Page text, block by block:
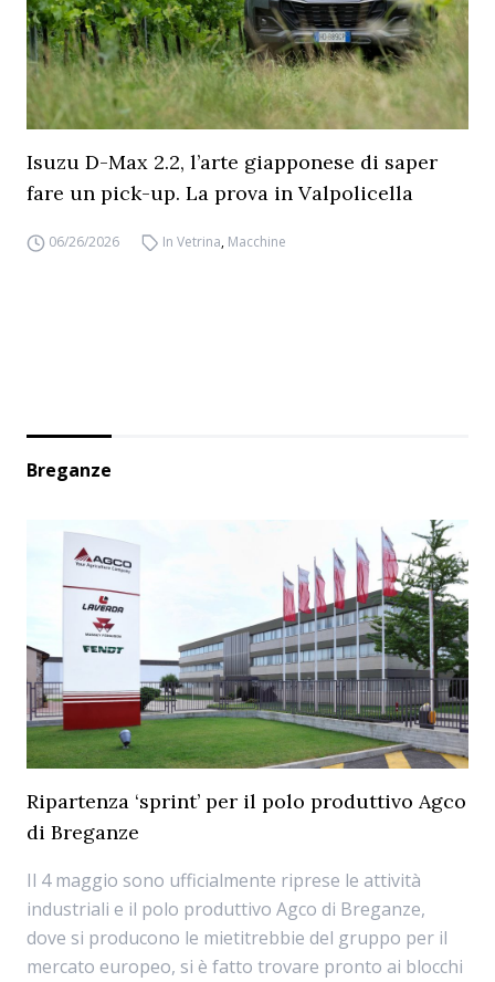
Isuzu D-Max 2.2, l’arte giapponese di saper
fare un pick-up. La prova in Valpolicella
06/26/2026 In Vetrina, Macchine
Breganze
Ripartenza ‘sprint’ per il polo produttivo Agco
di Breganze
Il 4 maggio sono ufficialmente riprese le attività
industriali e il polo produttivo Agco di Breganze,
dove si producono le mietitrebbie del gruppo per il
mercato europeo, si è fatto trovare pronto ai blocchi